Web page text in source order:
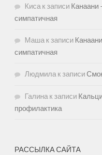
Кисак записи Канаани
симпатичная
Машак записи
симпатичная
Людмилак записи
Галинак записи
профилактика
РАССЫЛКА САЙТА